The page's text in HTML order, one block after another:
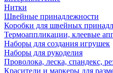
Нитки
Швейные принадлежности
Коробки для швейных
Термоаппликации, клеевые
Наборы для создания игрушек
Наборы для рукоделия
Проволока, леска, спандекс,
Красители и маркеры для